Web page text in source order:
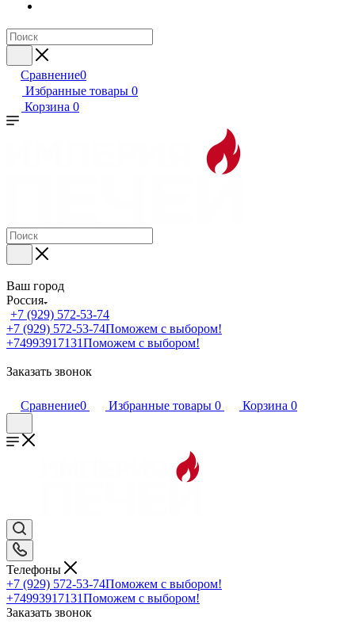
Сравнение0
Избранные товары 0
Корзина 0
Ваш город
Россия
+7 (929) 572-53-74
+7 (929) 572-53-74Поможем с выбором!
+74993917131Поможем с выбором!
Заказать звонок
Сравнение0 Избранные товары 0 Корзина 0
Телефоны
+7 (929) 572-53-74Поможем с выбором!
+74993917131Поможем с выбором!
Заказать звонок